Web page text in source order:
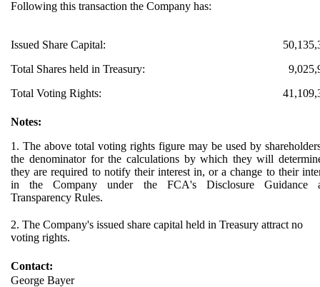
Following this transaction the Company has:
Issued Share Capital:
Total Shares held in Treasury:
Total Voting Rights:
Notes:
1. The above total voting rights figure may be used by
the denominator for the calculations by which they will
they are required to notify their interest in, or a change to their
in the Company under the FCA's Disclosure Guidance
Transparency Rules.
2. The Company's issued share capital held in Treasury attract no
voting rights.
Contact:
George Bayer